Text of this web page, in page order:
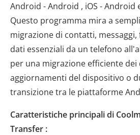
Android - Android , iOS - Android
Questo programma mira a
migrazione di contatti,
dati essenziali da un telefono
per una migrazione efficiente
aggiornamenti del dispositivo o
transizione tra le piattaforme
Caratteristiche principali di
Transfer :